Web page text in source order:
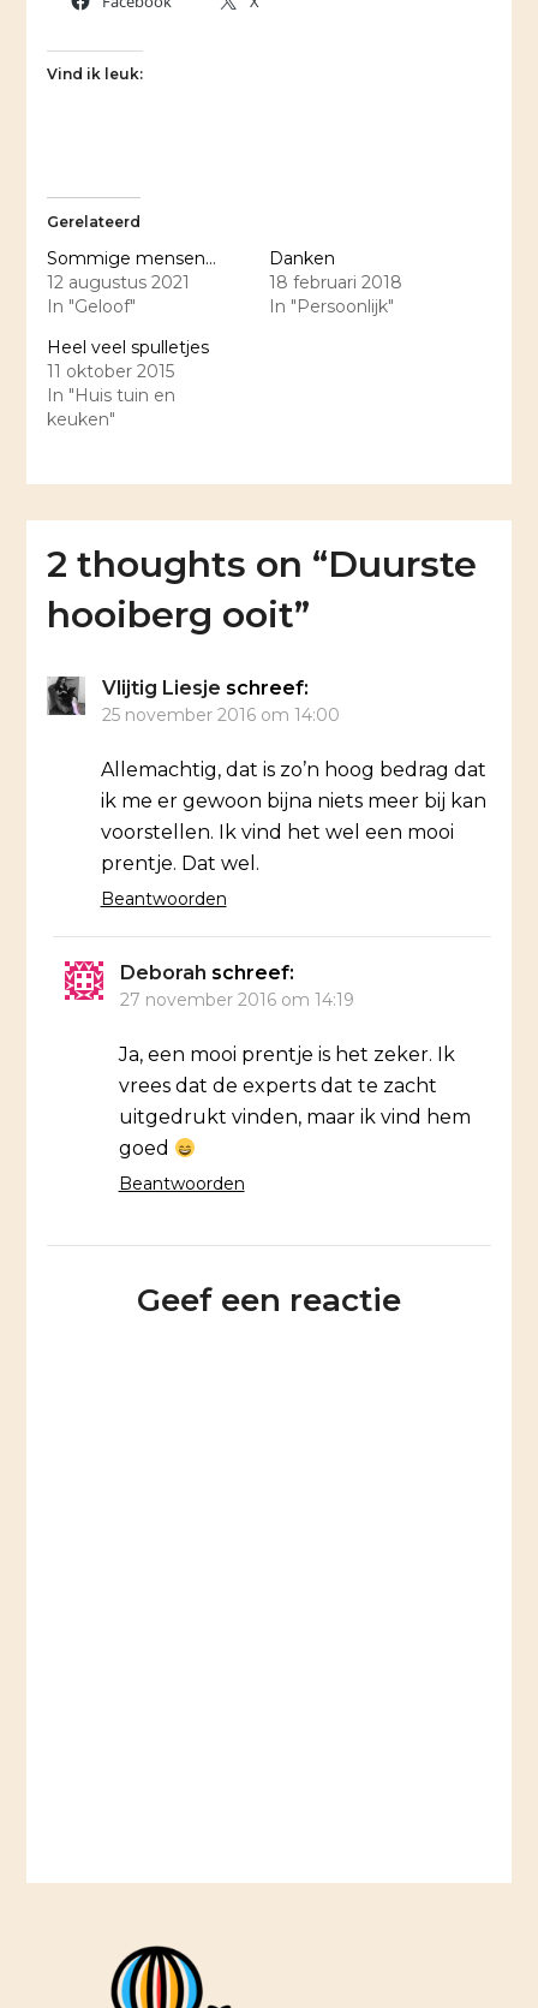
Vind ik leuk:
Gerelateerd
Sommige mensen…
12 augustus 2021
In "Geloof"
Danken
18 februari 2018
In "Persoonlijk"
Heel veel spulletjes
11 oktober 2015
In "Huis tuin en
keuken"
2 thoughts on “Duurste
hooiberg ooit”
Vlijtig Liesje schreef:
25 november 2016 om 14:00
Allemachtig, dat is zo’n hoog bedrag dat
ik me er gewoon bijna niets meer bij kan
voorstellen. Ik vind het wel een mooi
prentje. Dat wel.
Beantwoorden
Deborah schreef:
27 november 2016 om 14:19
Ja, een mooi prentje is het zeker. Ik
vrees dat de experts dat te zacht
uitgedrukt vinden, maar ik vind hem
goed
Beantwoorden
Geef een reactie